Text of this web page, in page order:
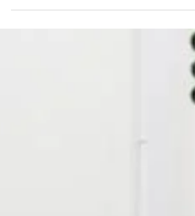
ירון שין Jewboy Corp המשתתף גם הוא בסדרת...